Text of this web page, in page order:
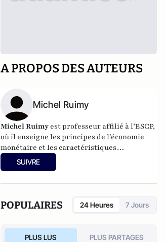
A PROPOS DES AUTEURS
Michel Ruimy
Michel Ruimy est professeur affilié à l’ESCP,
où il enseigne les principes de l’économie
monétaire et les caractéristiques
fondamentales des marchés de capitaux.
SUIVRE
POPULAIRES 24 Heures 7 Jours
PLUS LUS PLUS PARTAGES